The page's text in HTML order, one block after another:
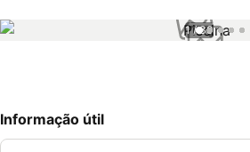
1 / 30
Informação útil